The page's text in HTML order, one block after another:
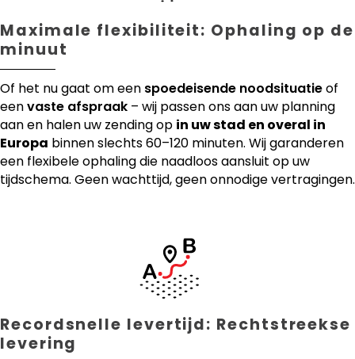
Maximale flexibiliteit: Ophaling op de
minuut
Of het nu gaat om een spoedeisende noodsituatieof
eenvaste afspraak – wij passen ons aan uw planning
aan en halen uw zending op in uw stad en overal in
Europa binnen slechts 60–120 minuten. Wij garanderen
een flexibele ophaling die naadloos aansluit op uw
tijdschema. Geen wachttijd, geen onnodige vertragingen.
Recordsnelle levertijd: Rechtstreekse
levering